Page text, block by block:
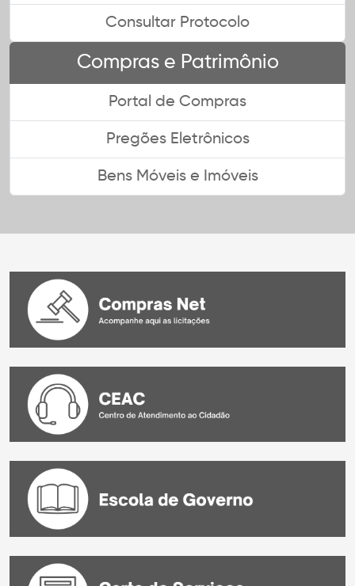
Consultar Protocolo
Compras e Patrimônio
Portal de Compras
Pregões Eletrônicos
Bens Móveis e Imóveis